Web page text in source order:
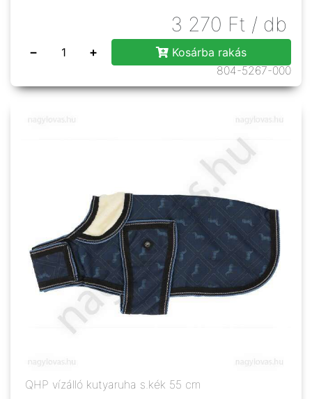
3 270 Ft / db
− +
Kosárba rakás
804-5267-000
QHP vízálló kutyaruha s.kék 55 cm